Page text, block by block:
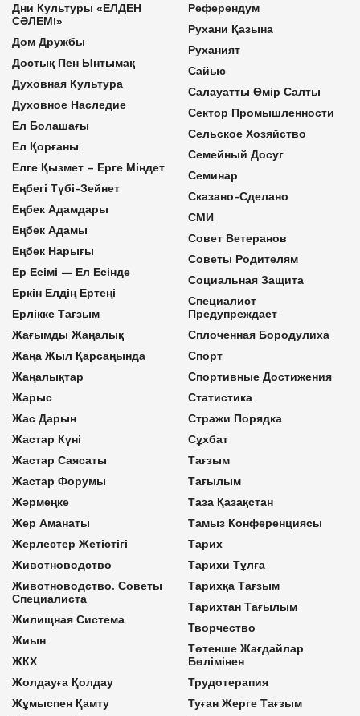
Дни Культуры «ЕЛДЕН
СӘЛЕМ!»
Дом Дружбы
Достық Пен Ынтымақ
Духовная Культура
Духовное Наследие
Ел Болашағы
Ел Қорғаны
Елге Қызмет – Ерге Міндет
Еңбегі Түбі-Зейнет
Еңбек Адамдары
Еңбек Адамы
Еңбек Нарығы
Ер Есімі — Ел Есінде
Еркін Елдің Ертеңі
Ерлікке Тағзым
Жағымды Жаңалық
Жаңа Жыл Қарсаңында
Жаңалықтар
Жарыс
Жас Дарын
Жастар Күні
Жастар Саясаты
Жастар Форумы
Жәрмеңке
Жер Аманаты
Жерлестер Жетістігі
Животноводство
Животноводство. Советы
Специалиста
Жилищная Система
Жиын
ЖКХ
Жолдауға Қолдау
Жұмыспен Қамту
Референдум
Рухани Қазына
Руханият
Сайыс
Салауатты Өмір Салты
Сектор Промышленности
Сельское Хозяйство
Семейный Досуг
Семинар
Сказано-Сделано
СМИ
Совет Ветеранов
Советы Родителям
Социальная Защита
Специалист
Предупреждает
Сплоченная Бородулиха
Спорт
Спортивные Достижения
Статистика
Стражи Порядка
Сұхбат
Тағзым
Тағылым
Таза Қазақстан
Тамыз Конференциясы
Тарих
Тарихи Тұлға
Тарихқа Тағзым
Тарихтан Тағылым
Творчество
Төтенше Жағдайлар
Бөлімінен
Трудотерапия
Туған Жерге Тағзым